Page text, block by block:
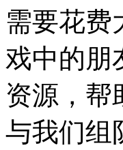
需要花费
戏中的朋
资源，帮
与我们组